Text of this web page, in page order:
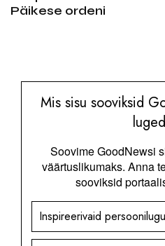
Päikese ordeni
Mis sisu sooviksid
Soovime GoodNewsi
väärtuslikumaks. Anna
sooviksid
Inspireerivaid